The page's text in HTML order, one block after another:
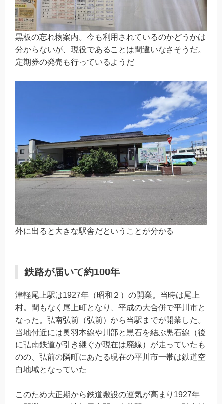
黒板の忘れ物案内。今も利用されているのかどうかは
分からないが、現役であることは間違いなさそうだ。
定期券の発売も行っているようだ
外に出ると大きな駅舎だということが分かる
鉄路が届いて約100年
津軽尾上駅は1927年（昭和２）の開業。当時は尾上
村。間もなく尾上町となり、平成の大合併で平川市と
なった。弘南弘前（弘前）から当駅までが開業した。
当地付近には奥羽本線や川部と黒石を結ぶ黒石線（後
に弘南鉄道が引き継ぐが現在は廃線）が走っていたも
のの、弘前の隣町にあたる現在の平川市一帯は鉄道空
白地域となっていた
このため大正期から鉄道敷設の運気が高まり1927年